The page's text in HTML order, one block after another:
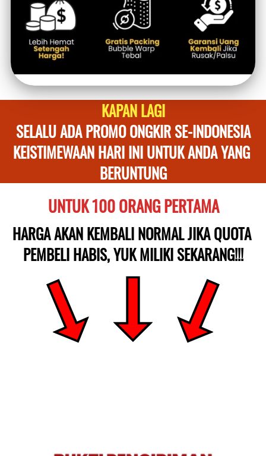
KAPAN LAGI
SELALU ADA PROMO ONGKIR SE-INDONESIA
KEISTIMEWAAN HARI INI UNTUK ANDA YANG
BERUNTUNG
UNTUK 100 ORANG PERTAMA
HARGA AKAN KEMBALI NORMAL JIKA QUOTA
PEMBELI HABIS, YUK MILIKI SEKARANG!!!